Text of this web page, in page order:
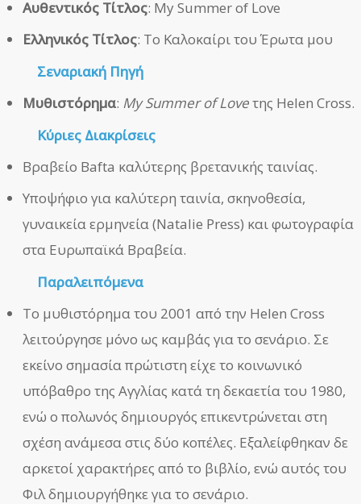
Αυθεντικός Τίτλος: My Summer of Love
Ελληνικός Τίτλος: Το Καλοκαίρι του Έρωτα μου
Σεναριακή Πηγή
Μυθιστόρημα: My Summer of Loveτης Helen Cross.
Κύριες Διακρίσεις
Βραβείο Bafta καλύτερης βρετανικής ταινίας.
Υποψήφιο για καλύτερη ταινία, σκηνοθεσία,
γυναικεία ερμηνεία (Natalie Press) και φωτογραφία
στα Ευρωπαϊκά Βραβεία.
Παραλειπόμενα
Το μυθιστόρημα του 2001 από την Helen Cross
λειτούργησε μόνο ως καμβάς για το σενάριο. Σε
εκείνο σημασία πρώτιστη είχε το κοινωνικό
υπόβαθρο της Αγγλίας κατά τη δεκαετία του 1980,
ενώ ο πολωνός δημιουργός επικεντρώνεται στη
σχέση ανάμεσα στις δύο κοπέλες. Εξαλείφθηκαν δε
αρκετοί χαρακτήρες από το βιβλίο, ενώ αυτός του
Φιλ δημιουργήθηκε για το σενάριο.